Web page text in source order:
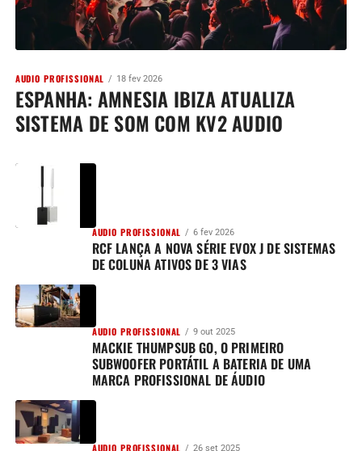
AUDIO PROFISSIONAL 18 fev 2026
ESPANHA: AMNESIA IBIZA ATUALIZA
SISTEMA DE SOM COM KV2 AUDIO
AUDIO PROFISSIONAL 6 fev 2026
RCF LANÇA A NOVA SÉRIE EVOX J DE SISTEMAS
DE COLUNA ATIVOS DE 3 VIAS
AUDIO PROFISSIONAL 9 out 2025
MACKIE THUMPSUB GO, O PRIMEIRO
SUBWOOFER PORTÁTIL A BATERIA DE UMA
MARCA PROFISSIONAL DE ÁUDIO
AUDIO PROFISSIONAL 26 set 2025